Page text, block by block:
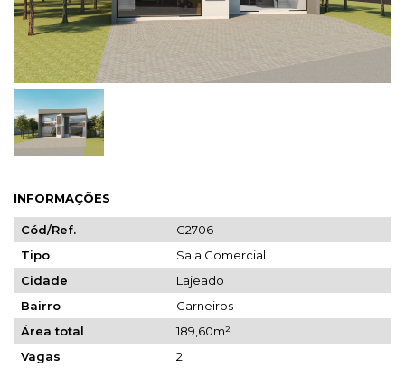
INFORMAÇÕES
Cód/Ref.
G2706
Tipo
Sala Comercial
Cidade
Lajeado
Bairro
Carneiros
Área total
189,60m²
Vagas
2